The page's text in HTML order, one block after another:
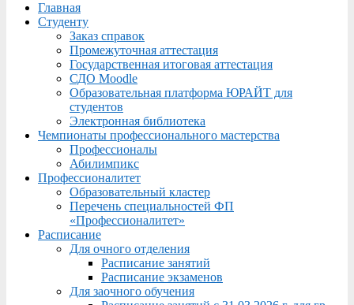
Menu
Главная
Студенту
Заказ справок
Промежуточная аттестация
Государственная итоговая аттестация
СДО Moodle
Образовательная платформа ЮРАЙТ для
студентов
Электронная библиотека
Чемпионаты профессионального мастерства
Профессионалы
Абилимпикс
Профессионалитет
Образовательный кластер
Перечень специальностей ФП
«Профессионалитет»
Расписание
Для очного отделения
Расписание занятий
Расписание экзаменов
Для заочного обучения